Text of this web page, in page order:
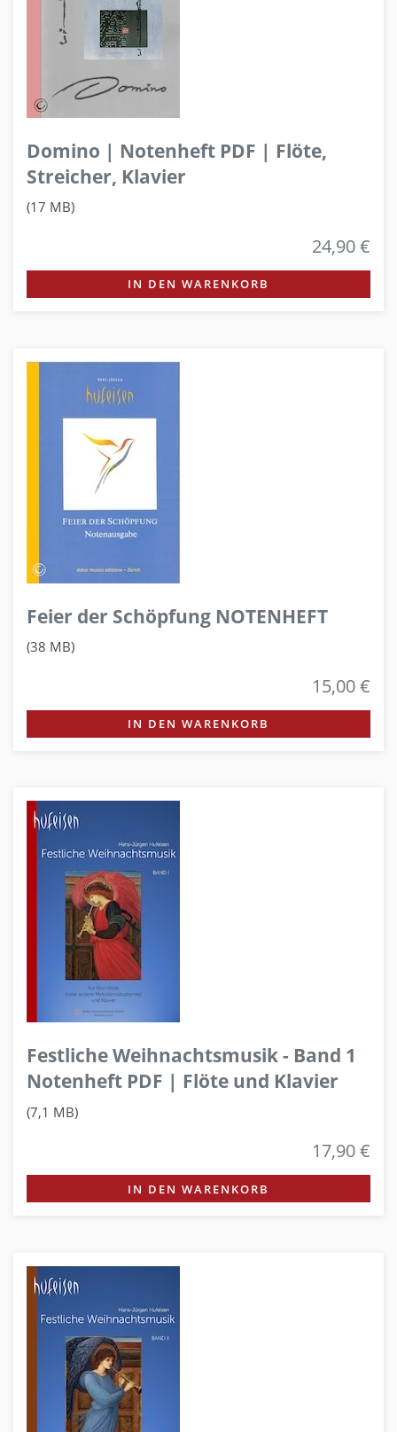
Domino | Notenheft PDF | Flöte,
Streicher, Klavier
(17 MB)
24,90 €
IN DEN WARENKORB
Feier der Schöpfung NOTENHEFT
(38 MB)
15,00 €
IN DEN WARENKORB
Festliche Weihnachtsmusik - Band 1
Notenheft PDF | Flöte und Klavier
(7,1 MB)
17,90 €
IN DEN WARENKORB